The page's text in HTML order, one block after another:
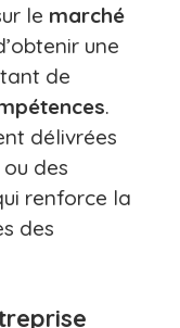
le marché
une
de
.
délivrées
des
renforce la
des